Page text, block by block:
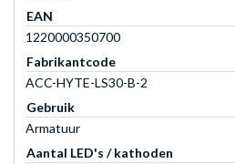
EAN
1220000350700
Fabrikantcode
ACC-HYTE-LS30-B-2
Gebruik
Armatuur
Aantal LED's / kathoden